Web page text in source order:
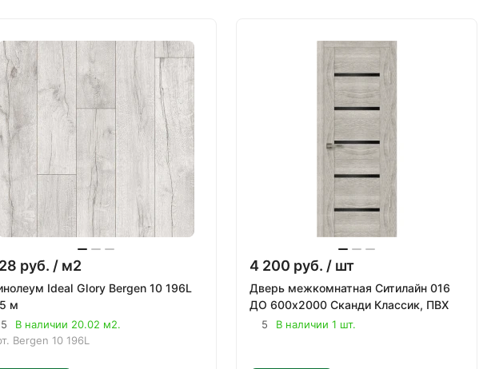
руб. / м2
Ideal Glory Bergen 10 196L
м
5
В наличии 20.02 м2.
Bergen 10 196L
4 200 руб. / шт
Дверь межкомнатная Ситилайн 016
ДО 600х2000 Сканди Классик, ПВХ
5 В наличии 1 шт.